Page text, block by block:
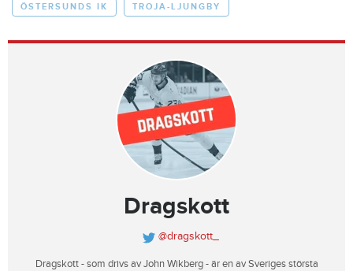
ÖSTERSUNDS IK TROJA-LJUNGBY
Dragskott
@dragskott_
Dragskott - som drivs av John Wikberg - är en av Sveriges största